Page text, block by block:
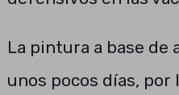
La pintura a base de
unos pocos días, por